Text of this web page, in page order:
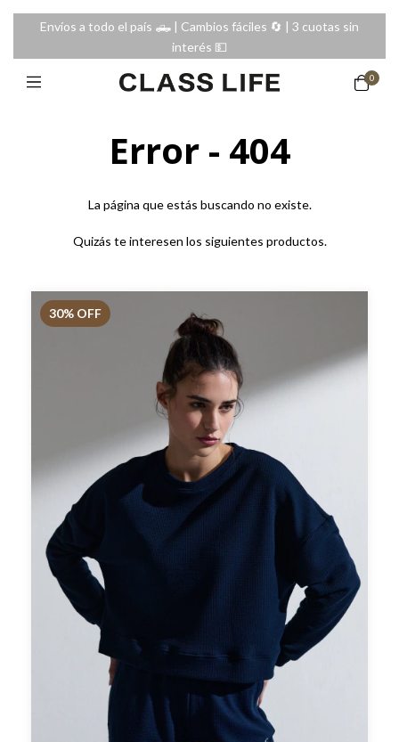
Envíos a todo el país 🛻 | Cambios fáciles 🔄️ | 3 cuotas sin
interés 💵
0
Error - 404
La página que estás buscando no existe.
Quizás te interesen los siguientes productos.
30% OFF